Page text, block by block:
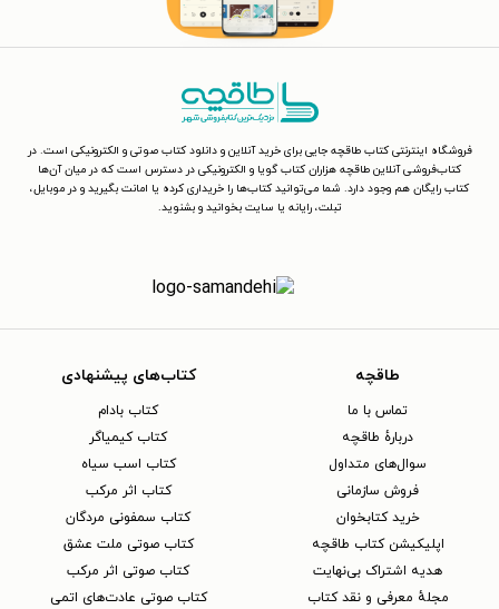
فروشگاه اینترنتی کتاب طاقچه جایی برای خرید آنلاین و دانلود کتاب صوتی و الکترونیکی است. در
کتاب‌فروشی آنلاین طاقچه هزاران کتاب گویا و الکترونیکی در دسترس است که در میان آن‌ها
کتاب رایگان هم وجود دارد. شما می‌توانید کتاب‌ها را خریداری کرده یا امانت بگیرید و در موبایل،
تبلت، رایانه یا سایت بخوانید و بشنوید.
طاقچه
تماس با ما
دربارهٔ طاقچه
سوال‌های متداول
فروش سازمانی
خرید کتابخوان
اپلیکیشن کتاب طاقچه
هدیه اشتراک بی‌نهایت
مجلهٔ معرفی و نقد کتاب
کتاب‌های پیشنهادی
کتاب بادام
کتاب کیمیاگر
کتاب اسب سیاه
کتاب اثر مرکب
کتاب سمفونی مردگان
کتاب صوتی ملت عشق
کتاب صوتی اثر مرکب
کتاب صوتی عادت‌های اتمی